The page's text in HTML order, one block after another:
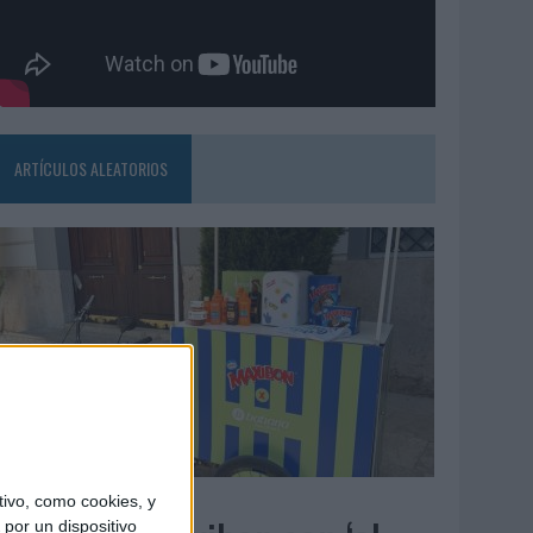
como cookies, y
un dispositivo
ARTÍCULOS ALEATORIOS
08/2026